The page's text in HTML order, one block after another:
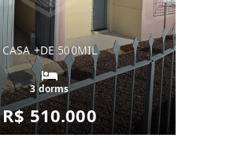
CASA +DE 500MIL
3 dorms
R$ 510.000